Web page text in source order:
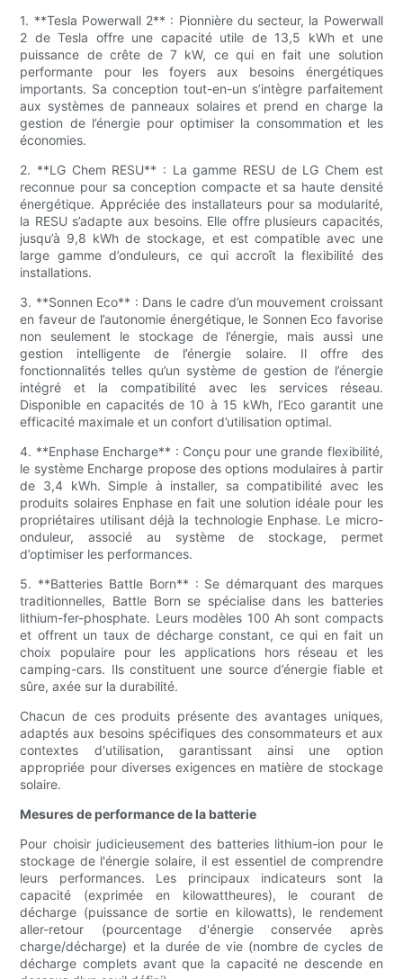
1. **Tesla Powerwall 2** : Pionnière du secteur, la Powerwall
2 de Tesla offre une capacité utile de 13,5 kWh et une
puissance de crête de 7 kW, ce qui en fait une solution
performante pour les foyers aux besoins énergétiques
importants. Sa conception tout-en-un s’intègre parfaitement
aux systèmes de panneaux solaires et prend en charge la
gestion de l’énergie pour optimiser la consommation et les
économies.
2. **LG Chem RESU** : La gamme RESU de LG Chem est
reconnue pour sa conception compacte et sa haute densité
énergétique. Appréciée des installateurs pour sa modularité,
la RESU s’adapte aux besoins. Elle offre plusieurs capacités,
jusqu’à 9,8 kWh de stockage, et est compatible avec une
large gamme d’onduleurs, ce qui accroît la flexibilité des
installations.
3. **Sonnen Eco** : Dans le cadre d’un mouvement croissant
en faveur de l’autonomie énergétique, le Sonnen Eco favorise
non seulement le stockage de l’énergie, mais aussi une
gestion intelligente de l’énergie solaire. Il offre des
fonctionnalités telles qu’un système de gestion de l’énergie
intégré et la compatibilité avec les services réseau.
Disponible en capacités de 10 à 15 kWh, l’Eco garantit une
efficacité maximale et un confort d’utilisation optimal.
4. **Enphase Encharge** : Conçu pour une grande flexibilité,
le système Encharge propose des options modulaires à partir
de 3,4 kWh. Simple à installer, sa compatibilité avec les
produits solaires Enphase en fait une solution idéale pour les
propriétaires utilisant déjà la technologie Enphase. Le micro-
onduleur, associé au système de stockage, permet
d’optimiser les performances.
5. **Batteries Battle Born** : Se démarquant des marques
traditionnelles, Battle Born se spécialise dans les batteries
lithium-fer-phosphate. Leurs modèles 100 Ah sont compacts
et offrent un taux de décharge constant, ce qui en fait un
choix populaire pour les applications hors réseau et les
camping-cars. Ils constituent une source d’énergie fiable et
sûre, axée sur la durabilité.
Chacun de ces produits présente des avantages uniques,
adaptés aux besoins spécifiques des consommateurs et aux
contextes d'utilisation, garantissant ainsi une option
appropriée pour diverses exigences en matière de stockage
solaire.
Mesures de performance de la batterie
Pour choisir judicieusement des batteries lithium-ion pour le
stockage de l'énergie solaire, il est essentiel de comprendre
leurs performances. Les principaux indicateurs sont la
capacité (exprimée en kilowattheures), le courant de
décharge (puissance de sortie en kilowatts), le rendement
aller-retour (pourcentage d'énergie conservée après
charge/décharge) et la durée de vie (nombre de cycles de
décharge complets avant que la capacité ne descende en